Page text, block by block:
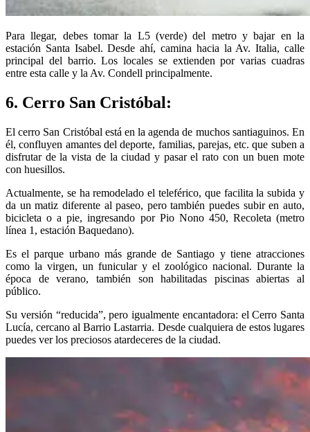
Para llegar, debes tomar la L5 (verde) del metro y bajar en la
estación Santa Isabel. Desde ahí, camina hacia la Av. Italia, calle
principal del barrio. Los locales se extienden por varias cuadras
entre esta calle y la Av. Condell principalmente.
6. Cerro San Cristóbal:
El cerro San Cristóbal está en la agenda de muchos santiaguinos. En
él, confluyen amantes del deporte, familias, parejas, etc. que suben a
disfrutar de la vista de la ciudad y pasar el rato con un buen mote
con huesillos.
Actualmente, se ha remodelado el teleférico, que facilita la subida y
da un matiz diferente al paseo, pero también puedes subir en auto,
bicicleta o a pie, ingresando por Pio Nono 450, Recoleta (metro
línea 1, estación Baquedano).
Es el parque urbano más grande de Santiago y tiene atracciones
como la virgen, un funicular y el zoológico nacional. Durante la
época de verano, también son habilitadas piscinas abiertas al
público.
Su versión “reducida”, pero igualmente encantadora: el Cerro Santa
Lucía, cercano al Barrio Lastarria. Desde cualquiera de estos lugares
puedes ver los preciosos atardeceres de la ciudad.